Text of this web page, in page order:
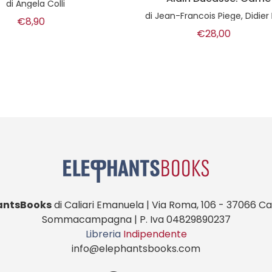
Piege, Didier Elena, Franck Cerutti, Patrick Ogheard, Benoit Witz diAnne Cazor, Christine
€28,00
di Caliari Emanuela | Via Roma, 106 - 37066
Sommacampagna | P. Iva 04829890237
Libreria Indipendente
info@elephantsbooks.com